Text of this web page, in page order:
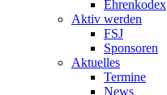
Ehrenkodex
Aktiv werden
FSJ
Sponsoren
Aktuelles
Termine
News